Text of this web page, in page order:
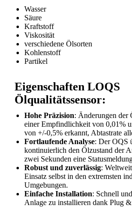
Wasser
Säure
Kraftstoff
Viskosität
verschiedene Ölsorten
Kohlenstoff
Partikel
Eigenschaften LOQS
Ölqualitätssensor:
Hohe Präzision: Änderungen der
einer Empfindlichkeit von 0,01%
von +/-0,5% erkannt, Abtastrate
Fortlaufende Analyse: Der OQS
kontinuierlich den Ölzustand der
zwei Sekunden eine
Robust und zuverlässig:
Einsatz selbst in den extremsten
Umgebungen.
Einfache Installation: Schnell
Anlage zu installieren dank Plug